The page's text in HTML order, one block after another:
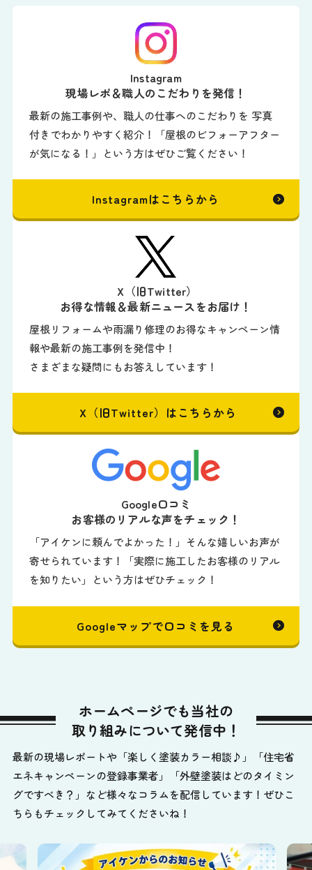
Instagram
現場レポ＆職人のこだわりを発信！
最新の施工事例や、職人の仕事へのこだわりを 写真
付きでわかりやすく紹介！「屋根のビフォーアフター
が気になる！」という方はぜひご覧ください！
Instagramはこちらから
X（旧Twitter）
お得な情報＆最新ニュースをお届け！
屋根リフォームや雨漏り修理のお得なキャンペーン情
報や最新の施工事例を発信中！
さまざまな疑問にもお答えしています！
X（旧Twitter）はこちらから
Google口コミ
お客様のリアルな声をチェック！
「アイケンに頼んでよかった！」そんな嬉しいお声が
寄せられています！「実際に施工したお客様のリアル
を知りたい」という方はぜひチェック！
Googleマップで口コミを見る
ホームページでも当社の
取り組みについて発信中！
最新の現場レポートや「楽しく塗装カラー相談♪」「住宅省
エネキャンペーンの登録事業者」「外壁塗装はどのタイミン
グですべき？」など様々なコラムを配信しています！ぜひこ
ちらもチェックしてみてくださいね！